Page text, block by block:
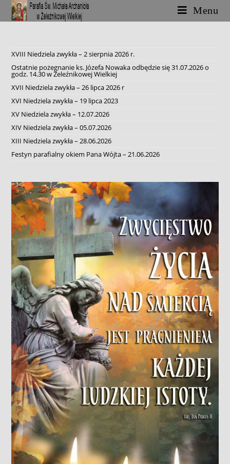
Skip
content
Menu
XVIII Niedziela zwykła – 2 sierpnia 2026 r.
Ostatnie pożegnanie ks. Józefa Nowaka odbędzie się 31.07.2026 o
godz. 14.30 w Żeleźnikowej Wielkiej
XVII Niedziela zwykła – 26 lipca 2026 r
XVI Niedziela zwykła – 19 lipca 2023
XV Niedziela zwykła – 12.07.2026
XIV Niedziela zwykła – 05.07.2026
XIII Niedziela zwykła – 28.06.2026
Festyn parafialny okiem Pana Wójta – 21.06.2026